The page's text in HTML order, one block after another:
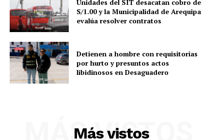
Unidades del SIT desacatan cobro de
S/1.00 y la Municipalidad de Arequipa
evalúa resolver contratos
Detienen a hombre con requisitorias
por hurto y presuntos actos
libidinosos en Desaguadero
Más vistos
MÁS VISTOS